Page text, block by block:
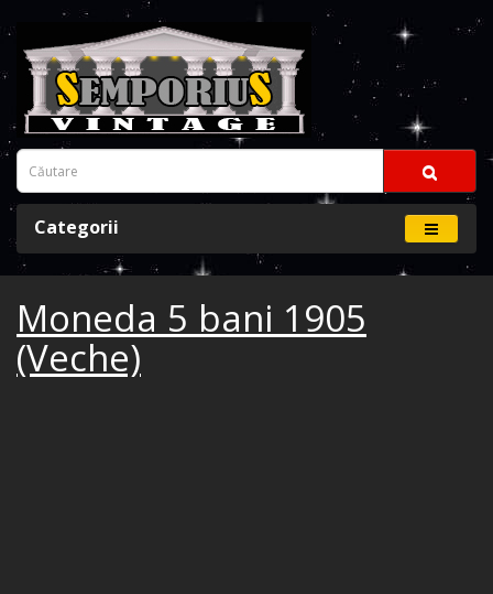
Categorii
Moneda 5 bani 1905
(Veche)